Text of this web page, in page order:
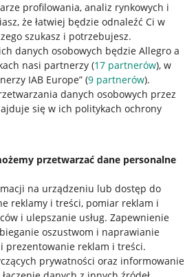
profilowania, analiz rynkowych i
że łatwiej będzie odnaleźć Ci w
szukasz i potrzebujesz.
danych osobowych będzie Allegro a
nasi partnerzy (17 partnerów), w
IAB Europe” (9 partnerów).
danych osobowych przez
się w ich politykach ochrony
przetwarzać dane personalne
na urządzeniu lub dostęp do
reklamy i treści, pomiar reklam i
i ulepszanie usług. Zapewnienie
oszustwom i naprawianie
prezentowanie reklam i treści.
prywatności oraz informowanie